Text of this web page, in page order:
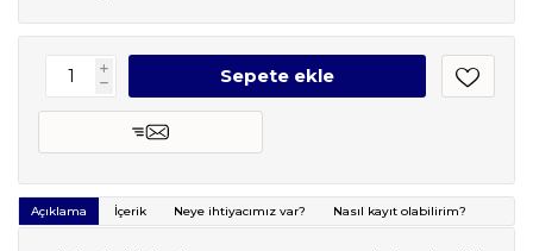
i
h
Açıklama İçerik Neye ihtiyacımız var? Nasıl kayıt olabilirim?